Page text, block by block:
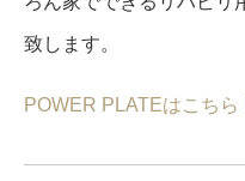
致します。
POWER PLATEはこち